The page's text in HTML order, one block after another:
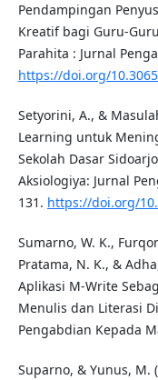
Pendampingan
Kreatif bagi Guru-
Parahita : Jurnal
https://doi.org/
Setyorini, A., &
Learning untuk
Sekolah Dasar
Aksiologiya: Jurnal
131. https://doi.org/
Sumarno, W. K.,
Pratama, N. K., &
Aplikasi M-Write
Menulis dan Literasi
Pengabdian Kepada
Suparno, & Yunus, M.